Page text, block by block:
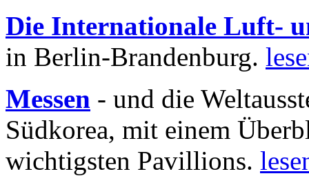
Die Internationale Luft-
in Berlin-Brandenburg.
Messen - und die
Südkorea, mit einem
wichtigsten Pavillions.